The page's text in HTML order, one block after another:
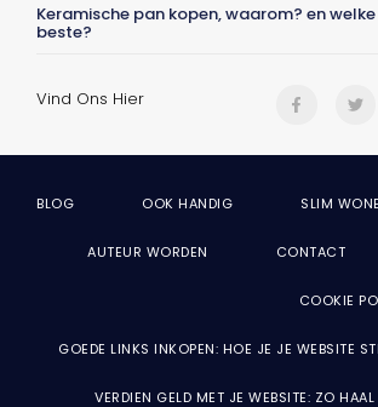
Keramische pan kopen, waarom? en
beste?
Vind Ons Hier
BLOG OOK HANDIG SLIM
AUTEUR WORDEN CONTACT
COOKIE
GOEDE LINKS INKOPEN: HOE JE JE WEBSITE
VERDIEN GELD MET JE WEBSITE: ZO